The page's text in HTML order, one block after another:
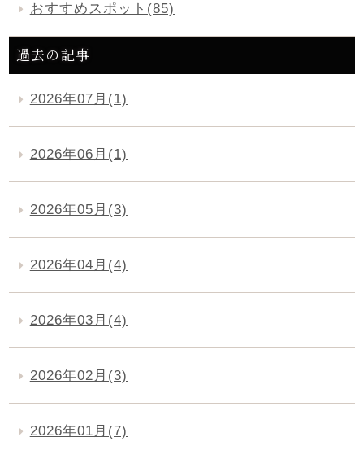
おすすめスポット(85)
過去の記事
2026年07月(1)
2026年06月(1)
2026年05月(3)
2026年04月(4)
2026年03月(4)
2026年02月(3)
2026年01月(7)